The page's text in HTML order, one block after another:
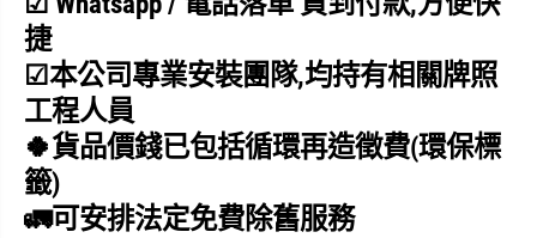
8
H
K
.
0
公
斤
1
4
0
B
H
K
8
0
公
4
0
捷
☑本公司專業安裝團隊,均持有相關牌照
工程人員
🍀貨品價錢已包括循環再造徵費(環保標
籤)
🚛可安排法定免費除舊服務